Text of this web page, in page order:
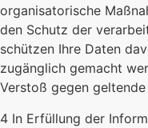
organisatorische
den Schutz der
schützen Ihre Daten
zugänglich gemacht
Verstoß gegen
4 In Erfüllung der